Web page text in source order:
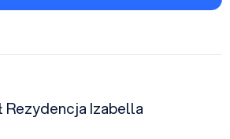
Rezydencja Izabella